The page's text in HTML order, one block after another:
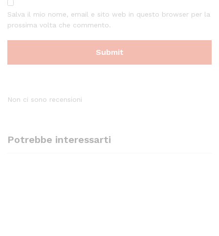
Salva il mio nome, email e sito web in questo browser per la
prossima volta che commento.
Non ci sono recensioni
Potrebbe interessarti